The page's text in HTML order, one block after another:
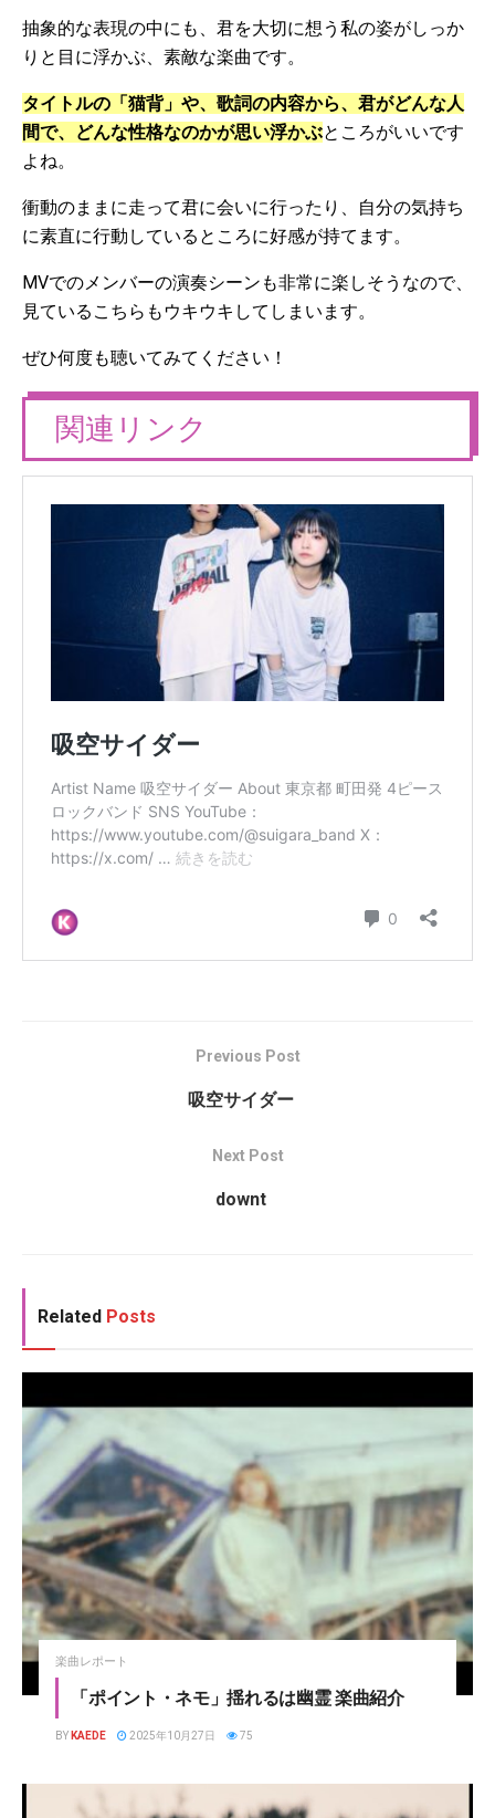
抽象的な表現の中にも、君を大切に想う私の姿がしっか
りと目に浮かぶ、素敵な楽曲です。
タイトルの「猫背」や、歌詞の内容から、君がどんな人
間で、どんな性格なのかが思い浮かぶところがいいです
よね。
衝動のままに走って君に会いに行ったり、自分の気持ち
に素直に行動しているところに好感が持てます。
MVでのメンバーの演奏シーンも非常に楽しそうなので、
見ているこちらもウキウキしてしまいます。
ぜひ何度も聴いてみてください！
関連リンク
Previous Post
吸空サイダー
Next Post
downt
Related Posts
楽曲レポート
「ポイント・ネモ」揺れるは幽霊 楽曲紹介
BY KAEDE 2025年10月27日 75